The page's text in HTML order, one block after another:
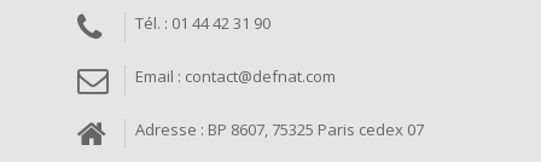
Tél. : 01 44 42 31 90
Email : contact@defnat.com
Adresse : BP 8607, 75325 Paris cedex 07